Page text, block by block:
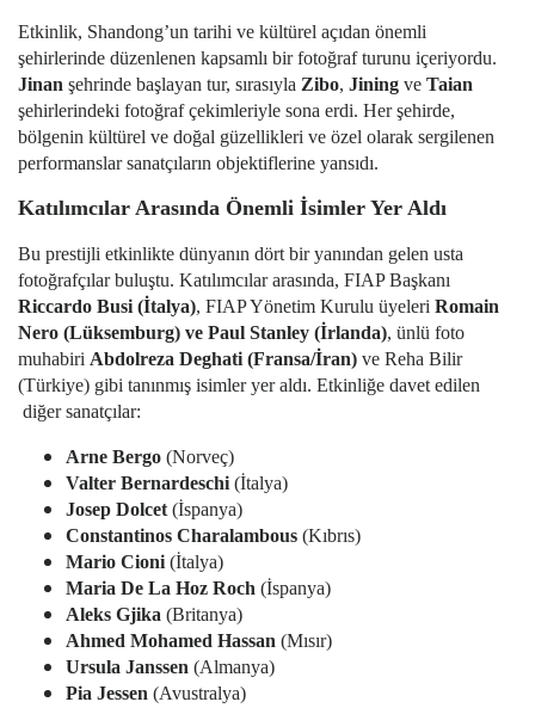
Etkinlik, Shandong’un tarihi ve kültürel açıdan önemli
şehirlerinde düzenlenen kapsamlı bir fotoğraf turunu içeriyordu.
Jinan şehrinde başlayan tur, sırasıyla Zibo, Jining ve Taian
şehirlerindeki fotoğraf çekimleriyle sona erdi. Her şehirde,
bölgenin kültürel ve doğal güzellikleri ve özel olarak sergilenen
performanslar sanatçıların objektiflerine yansıdı.
Katılımcılar Arasında Önemli İsimler Yer Aldı
Bu prestijli etkinlikte dünyanın dört bir yanından gelen usta
fotoğrafçılar buluştu. Katılımcılar arasında, FIAP Başkanı
Riccardo Busi (İtalya), FIAP Yönetim Kurulu üyeleri Romain
Nero (Lüksemburg) ve Paul Stanley (İrlanda), ünlü foto
muhabiri Abdolreza Deghati (Fransa/İran) ve Reha Bilir
(Türkiye) gibi tanınmış isimler yer aldı. Etkinliğe davet edilen
diğer sanatçılar:
Arne Bergo (Norveç)
Valter Bernardeschi (İtalya)
Josep Dolcet (İspanya)
Constantinos Charalambous (Kıbrıs)
Mario Cioni (İtalya)
Maria De La Hoz Roch (İspanya)
Aleks Gjika (Britanya)
Ahmed Mohamed Hassan (Mısır)
Ursula Janssen (Almanya)
Pia Jessen (Avustralya)